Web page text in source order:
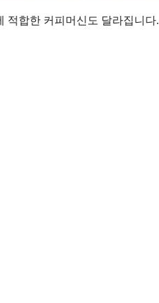
적합한 커피머신도 달라집니다.